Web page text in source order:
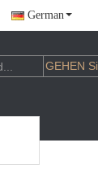
German